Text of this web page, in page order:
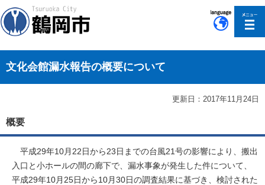
文化会館漏水報告の概要について
更新日：2017年11月24日
概要
平成29年10月22日から23日までの台風21号の影響により、搬出
入口と小ホールの間の廊下で、漏水事象が発生した件について、
平成29年10月25日から10月30日の調査結果に基づき、検討された